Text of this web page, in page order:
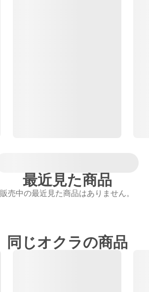
最近見た商品
販売中の最近見た商品はありません。
同じオクラの商品